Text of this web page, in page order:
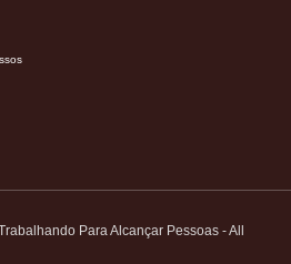
Para Alcançar Pessoas - All